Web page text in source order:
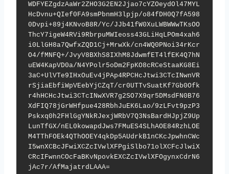
WDFYEZgdzAaWr2ZHO3G2EN2Jjao7cYZOeydOl47MYL
HcDvnu+QIef0FA9smPbnmH3lpjp/o84fDH0Q7fA598
0Dvpi+89j4KNvoB8R/Yc/JJb41fW0XuLWBWWwTKsOO
ThcY7igeW4RVi9RbrpuMWIeoss43GLiHqLPOm4xah6
i0LlGH8a7QwfxZQD1Cj+MrwXk/cn4WQ0PNoi34rKcr
O4/fMNFQ+/JvyV8BXhS8IXhM8JdwmfET4lfEK4Q7hN
uEW4KapVD0a/N4YPolr5oDm2FpKO8cRCeStaaKG8Ei
3aC+UlVTe9IHxOuEv4jPAp4RPCHcJtwi3CTcINwnVR
rSjiaEbfiWpVEebYjCZqT/cr0UTTvSuatKf7Gb0Ofk
r4hHCHcJtwi3CTcINwXVR7g2SO7X9qr5DMsdFN0B76
XdFIQ78jGrWHfpue428RbhJuEK6Lao/9zLFvt9pzP3
Pskxq0h2FHlGgYNkRJexjWRbV7Q3NsBardHJpjZ9Up
LunTfGX/nEL0kowapdJws7FMuES4SLhAOE84RzhLOE
M4TThFOEk4QThOOEY4qkDp5AUdrkB1nCKcJpwhnCWc
I5wnXCBcJFwiXCZcIVwlXFPgiSlbo71olXCFcJlwiX
CRcIFwnnCOcFaBKvNpovkEXCZcIVwlXFOgynxCdrN6
jAc7r/AfMajatrdLAAA=